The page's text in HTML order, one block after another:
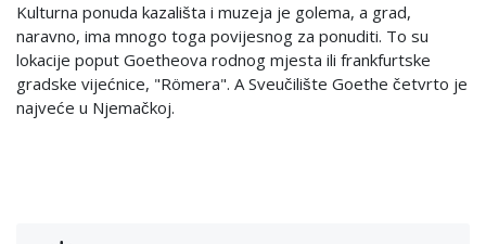
Kulturna ponuda kazališta i muzeja je golema, a grad,
naravno, ima mnogo toga povijesnog za ponuditi. To su
lokacije poput Goetheova rodnog mjesta ili frankfurtske
gradske vijećnice, "Römera". A Sveučilište Goethe četvrto je
najveće u Njemačkoj.